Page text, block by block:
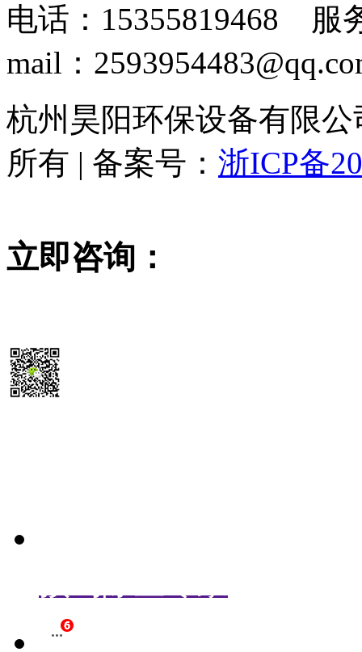
电话：15355819468 服
mail：
杭州昊阳环保设备有限公
所有 | 备案号： 浙ICP备
立即咨询：